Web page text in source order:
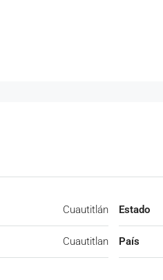
Cuautitlán
Cuautitlan
Estado
País